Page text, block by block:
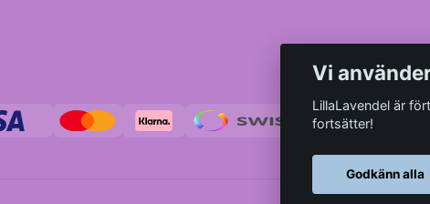
Vi
LillaLavendel är
fortsätter!
Godkänn alla